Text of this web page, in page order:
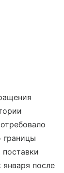
границы
после